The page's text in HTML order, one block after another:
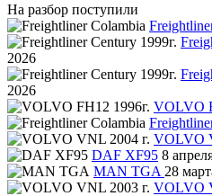
На разбор поступили
2026
2026
VOLVO
VOLVO
DAF XF95 8
MAN TGA 28
VOLVO